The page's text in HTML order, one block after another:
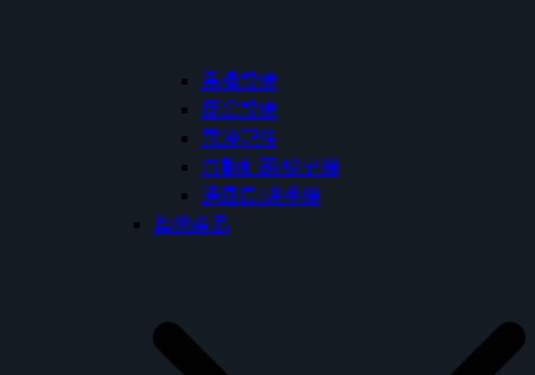
馬桶設備
面盆設備
電沖配件
自動龍頭/給皂機
通風扇/烘手機
其他產品